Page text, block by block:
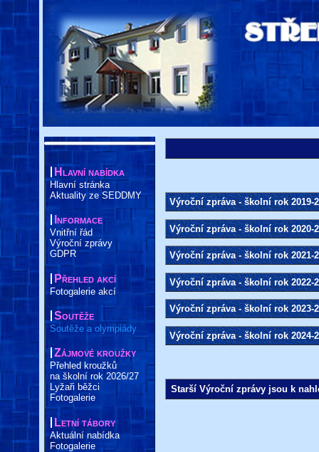
Hlavní nabídka
Hlavní stránka
Aktuality ze SEDDMY
Informace
Vnitřní řád
Výroční zprávy
GDPR
Přehled akcí
Fotogalerie akcí
Soutěže
Soutěže a olympiády
Zájmové kroužky
Přehled kroužků
na školní rok 2026/27
Lyžaři běžci
Fotogalerie
Letní tábory
Aktuální nabídka
Fotogalerie
Výroční zpráva - školní rok 2019-
Výroční zpráva - školní rok 2020-
Výroční zpráva - školní rok 2021-
Výroční zpráva - školní rok 2022-
Výroční zpráva - školní rok 2023-
Výroční zpráva - školní rok 2024-
Starší Výroční zprávy jsou k